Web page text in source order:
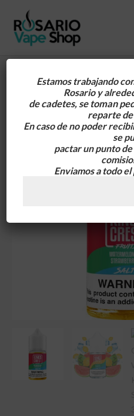
contenido
Crest
Salt
Estamos trabajando
Rosario y
de cadetes, se toman
reparte
En caso de no poder
se
pactar un punto
Enviamos a todo